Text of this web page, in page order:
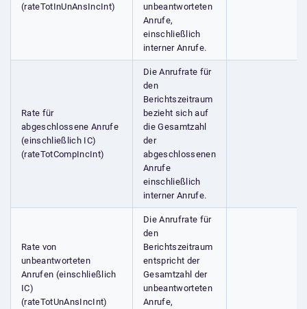
(rateTotInUnAnsIncInt)
unbeantworteten
Anrufe,
einschließlich
interner Anrufe.
Rate für
abgeschlossene Anrufe
(einschließlich IC)
(rateTotCompIncInt)
Die Anrufrate für
den
Berichtszeitraum
bezieht sich auf
die Gesamtzahl
der
abgeschlossenen
Anrufe
einschließlich
interner Anrufe.
Rate von
unbeantworteten
Anrufen (einschließlich
IC)
(rateTotUnAnsIncInt)
Die Anrufrate für
den
Berichtszeitraum
entspricht der
Gesamtzahl der
unbeantworteten
Anrufe,